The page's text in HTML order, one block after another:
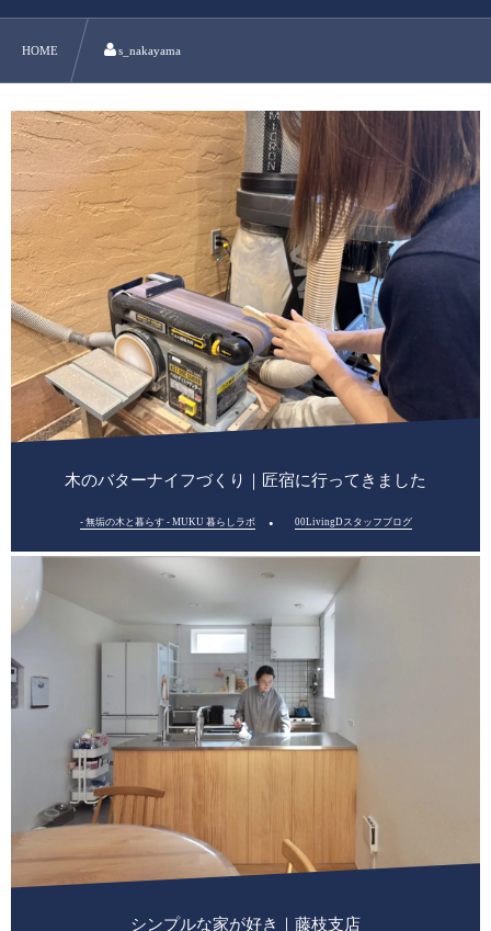
HOME s_nakayama
木のバターナイフづくり｜匠宿に行ってきました
- 無垢の木と暮らす - MUKU 暮らしラボ 00LivingDスタッフブログ
シンプルな家が好き｜藤枝支店